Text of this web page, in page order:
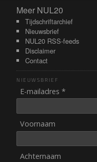
Meer NUL20
Meer NUL20
Tijdschriftarchief
Nieuwsbrief
NUL20 RSS-feeds
Disclaimer
Contact
NIEUWSBRIEF
E-mailadres *
Voornaam
Achternaam